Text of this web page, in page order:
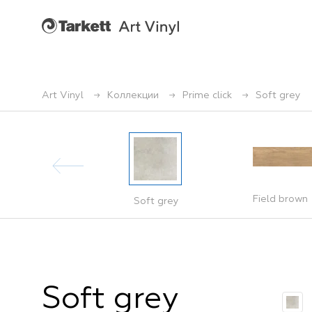
Art Vinyl Коллекции Prime click Soft grey
Soft grey Field brown
Soft grey